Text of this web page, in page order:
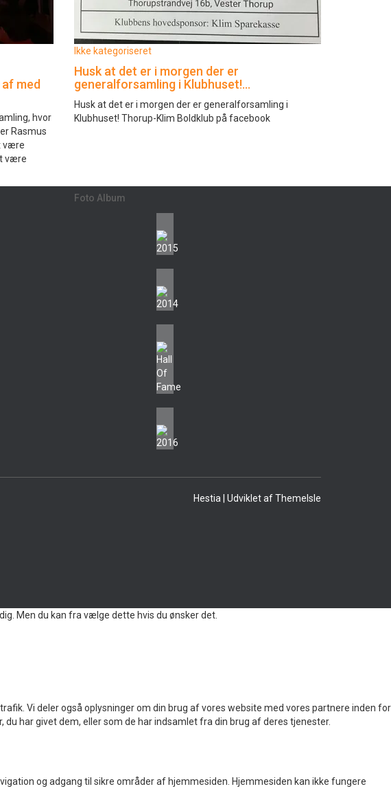
med
hvor
Rasmus
være
være
Ikke kategoriseret
Husk at det er i morgen der er
generalforsamling i Klubhuset!…
Husk at det er i morgen der er generalforsamling i
Klubhuset! Thorup-Klim Boldklub på facebook
Foto Album
Hestia | Udviklet afThemeIsle
Men du kan fra vælge dette hvis du ønsker det.
Vi deler også oplysninger om din brug af vores website med vores partnere inden for
har givet dem, eller som de har indsamlet fra din brug af deres tjenester.
og adgang til sikre områder af hjemmesiden. Hjemmesiden kan ikke fungere